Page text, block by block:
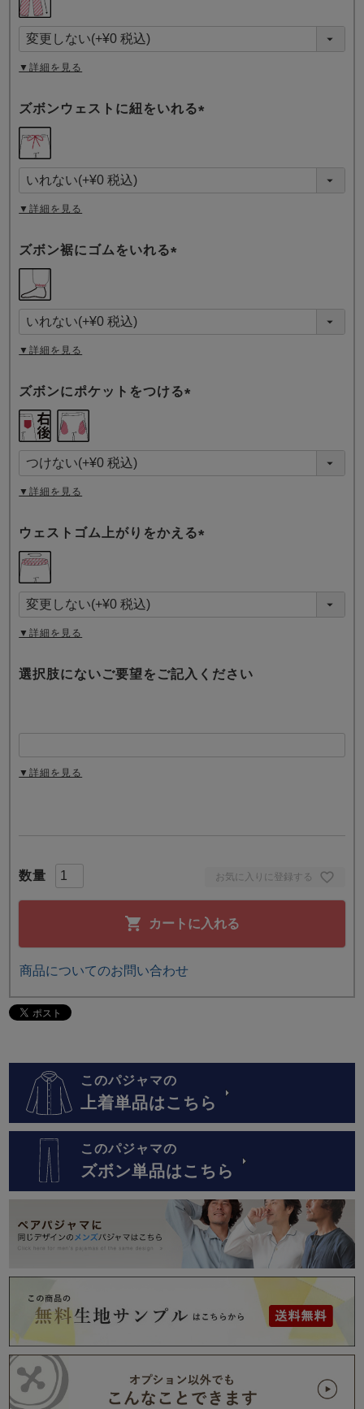
お気に入りに登録する
カートに入れる
須
)
▼詳細を見る
ズボンウェストに紐をいれる
須
)
▼詳細を見る
ズボン裾にゴムをいれる
須
)
▼詳細を見る
ズボンにポケットをつける
須
)
▼詳細を見る
ウェストゴム上がりをかえる
須
)
▼詳細を見る
選択肢にないご要望をご記入ください
▼詳細を見る
商品についてのお問い合わせ
このパジャマの
上着単品はこちら
このパジャマの
ズボン単品はこちら